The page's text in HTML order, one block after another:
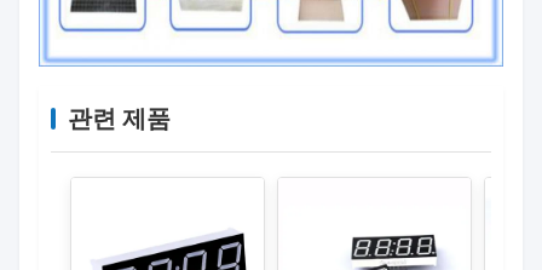
관련 제품